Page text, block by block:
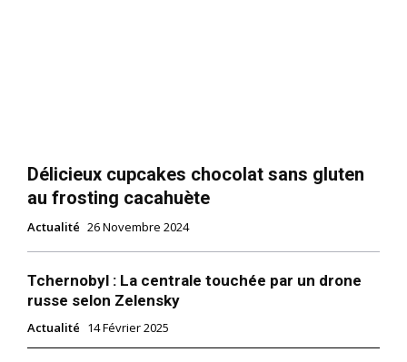
Délicieux cupcakes chocolat sans gluten
au frosting cacahuète
Actualité 26 Novembre 2024
Tchernobyl : La centrale touchée par un drone
russe selon Zelensky
Actualité 14 Février 2025